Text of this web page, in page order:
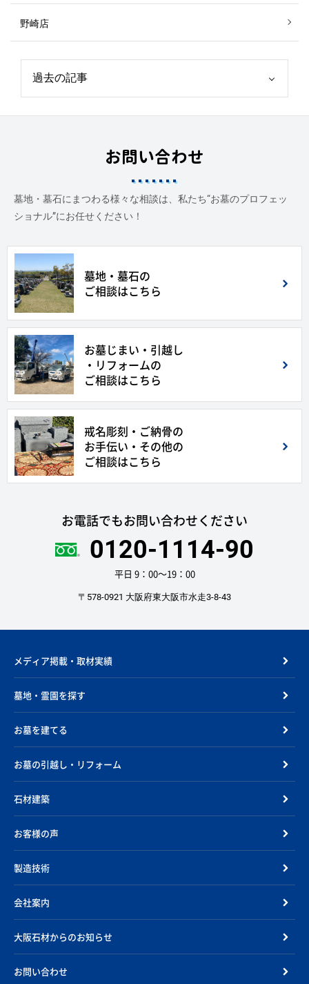
野崎店
お問い合わせ
墓地・墓石にまつわる様々な相談は、私たち“お墓のプロフェッ
ショナル”にお任せください！
墓地・墓石の
ご相談はこちら
お墓じまい・引越し
・リフォームの
ご相談はこちら
戒名彫刻・ご納骨の
お手伝い・その他の
ご相談はこちら
お電話でもお問い合わせください
0120-1114-90
平日 9：00〜19：00
〒578-0921 大阪府東大阪市水走3-8-43
メディア掲載・取材実績
墓地・霊園を探す
お墓を建てる
お墓の引越し・リフォーム
石材建築
お客様の声
製造技術
会社案内
大阪石材からのお知らせ
お問い合わせ